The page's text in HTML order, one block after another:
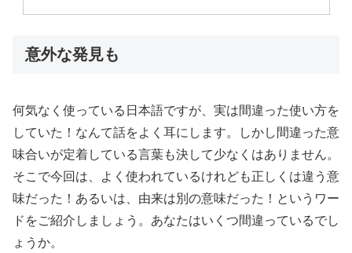
意外な発見も
何気なく使っている日本語ですが、実は間違った使い方を
していた！なんて話をよく耳にします。しかし間違った意
味合いが定着している言葉も決して少なくはありません。
そこで今回は、よく使われているけれども正しくは違う意
味だった！あるいは、由来は別の意味だった！というワー
ドをご紹介しましょう。あなたはいくつ間違っているでし
ょうか。